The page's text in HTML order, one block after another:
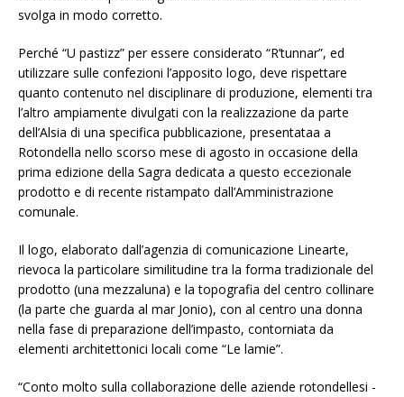
svolga in modo corretto.
Perché “U pastizz” per essere considerato “R’tunnar”, ed
utilizzare sulle confezioni l’apposito logo, deve rispettare
quanto contenuto nel disciplinare di produzione, elementi tra
l’altro ampiamente divulgati con la realizzazione da parte
dell’Alsia di una specifica pubblicazione, presentataa a
Rotondella nello scorso mese di agosto in occasione della
prima edizione della Sagra dedicata a questo eccezionale
prodotto e di recente ristampato dall’Amministrazione
comunale.
Il logo, elaborato dall’agenzia di comunicazione Linearte,
rievoca la particolare similitudine tra la forma tradizionale del
prodotto (una mezzaluna) e la topografia del centro collinare
(la parte che guarda al mar Jonio), con al centro una donna
nella fase di preparazione dell’impasto, contorniata da
elementi architettonici locali come “Le lamie”.
“Conto molto sulla collaborazione delle aziende rotondellesi -